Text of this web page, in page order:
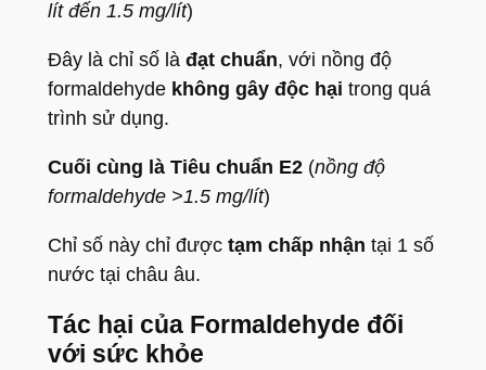
lít đến 1.5 mg/lít)
Đây là chỉ số là đạt chuẩn, với nồng độ
formaldehydekhông gây độc hại trong quá
trình sử dụng.
Cuối cùng là Tiêu chuẩn E2(nồng độ
formaldehyde >1.5 mg/lít)
Chỉ số này chỉ được tạm chấp nhận tại 1 số
nước tại châu âu.
Tác hại của Formaldehyde đối
với sức khỏe